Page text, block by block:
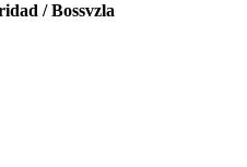
/ Bossvzla